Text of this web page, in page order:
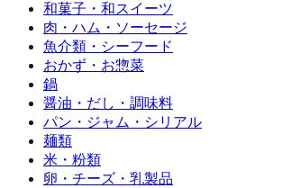
和菓子・和スイーツ
肉・ハム・ソーセージ
魚介類・シーフード
おかず・お惣菜
鍋
醤油・だし・調味料
パン・ジャム・シリアル
麺類
米・粉類
卵・チーズ・乳製品